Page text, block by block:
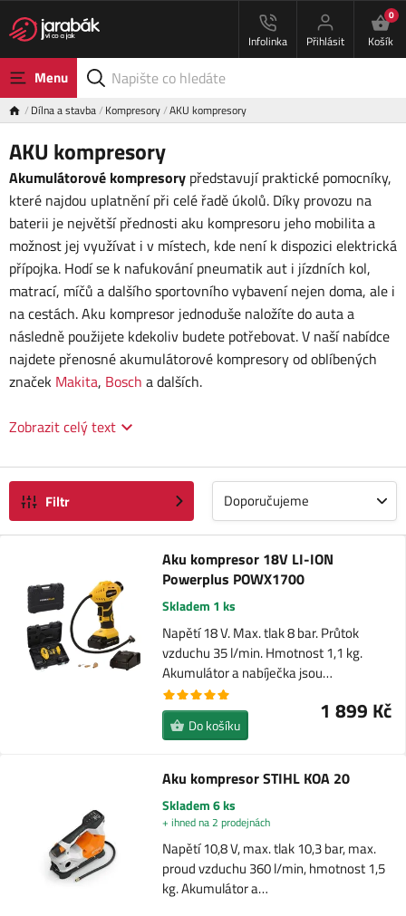
Infolinka Přihlásit
0
Košík
Menu
Dílna a stavba Kompresory AKU kompresory
AKU kompresory
Akumulátorové kompresory představují praktické pomocníky,
které najdou uplatnění při celé řadě úkolů. Díky provozu na
baterii je největší přednosti aku kompresoru jeho mobilita a
možnost jej využívat i v místech, kde není k dispozici elektrická
přípojka. Hodí se k nafukování pneumatik aut i jízdních kol,
matrací, míčů a dalšího sportovního vybavení nejen doma, ale i
na cestách. Aku kompresor jednoduše naložíte do auta a
následně použijete kdekoliv budete potřebovat. V naší nabídce
najdete přenosné akumulátorové kompresory od oblíbených
značek Makita, Bosch a dalších.
Zobrazit celý text
Filtr Doporučujeme
Aku kompresor 18V LI-ION
Powerplus POWX1700
Skladem 1 ks
Napětí 18 V. Max. tlak 8 bar. Průtok
vzduchu 35 l/min. Hmotnost 1,1 kg.
Akumulátor a nabíječka jsou…
1 899 Kč
Do košíku
Aku kompresor STIHL KOA 20
Skladem 6 ks
+ ihned na 2 prodejnách
Napětí 10,8 V, max. tlak 10,3 bar, max.
proud vzduchu 360 l/min, hmotnost 1,5
kg. Akumulátor a…